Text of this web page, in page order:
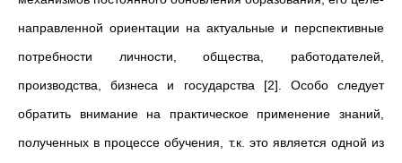
направленной ориентации на актуальные и перспективные
потребности лич­ности, общества, работодателей,
производства, бизнеса и государства [2]. Особо следует
обратить внимание на практическое применение знаний,
полученных в процессе обучения, т.к. это является одной из